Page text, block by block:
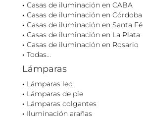
Casas de iluminación en CABA
Casas de iluminación en Córdoba
Casas de iluminación en Santa Fé
Casas de iluminación en La Plata
Casas de iluminación en Rosario
Todas...
Lámparas
Lámparas led
Lámparas de pie
Lámparas colgantes
Iluminación arañas